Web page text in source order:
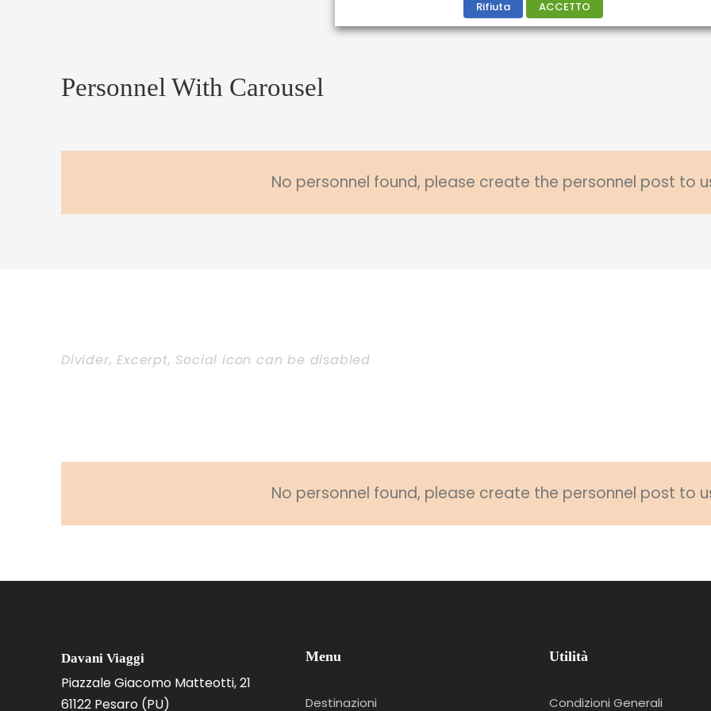
Personnel With Carousel
No personnel found, please create the personnel post to
Divider, Excerpt, Social icon can be disabled
No personnel found, please create the personnel post to
Davani Viaggi
Piazzale Giacomo Matteotti, 21
61122 Pesaro (PU)
Menu
Destinazioni
Utilità
Condizioni Generali
Rifiuta ACCETTO